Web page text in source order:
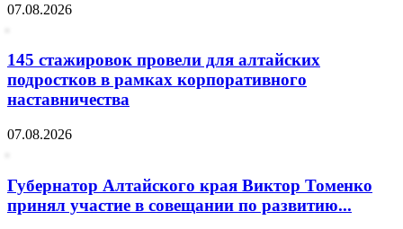
07.08.2026
145 стажировок провели для алтайских
подростков в рамках корпоративного
наставничества
07.08.2026
Губернатор Алтайского края Виктор Томенко
принял участие в совещании по развитию...